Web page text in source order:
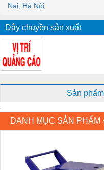
Nai, Hà Nội
Dây chuyền sản xuất
Sản
DANH MỤC SẢN PHẨM